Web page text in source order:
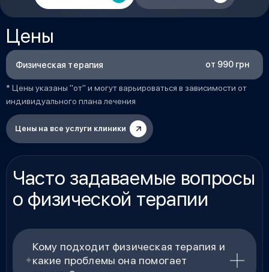
Цены
Физическая терапия от 990 грн
* Цены указаны "от" и могут варьироваться в зависимости от
индивидуального плана лечения
Цены на все услуги клиники
Часто задаваемые вопросы
о физической терапии
✦
Кому подходит физическая терапия и
какие проблемы она помогает